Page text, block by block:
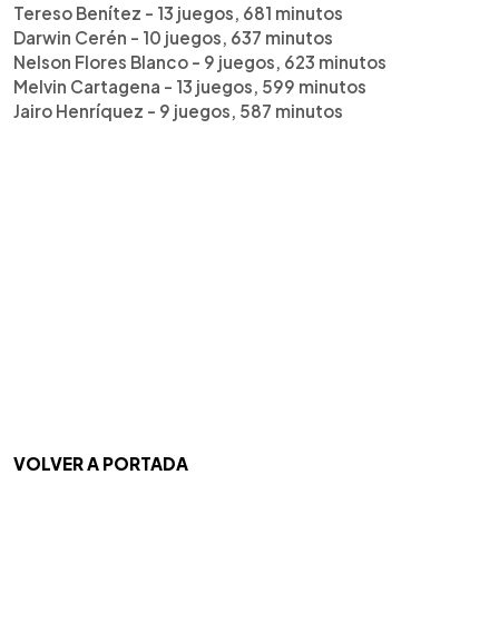
Tereso Benítez - 13 juegos, 681 minutos
Darwin Cerén - 10 juegos, 637 minutos
Nelson Flores Blanco - 9 juegos, 623 minutos
Melvin Cartagena - 13 juegos, 599 minutos
Jairo Henríquez - 9 juegos, 587 minutos
VOLVER A PORTADA